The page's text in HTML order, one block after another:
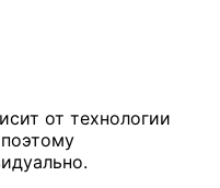
от технологии